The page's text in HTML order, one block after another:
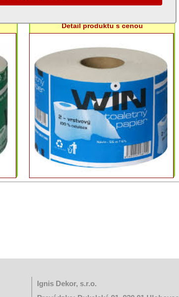
Detail produktu s cenou
Ignis Dekor, s.r.o.